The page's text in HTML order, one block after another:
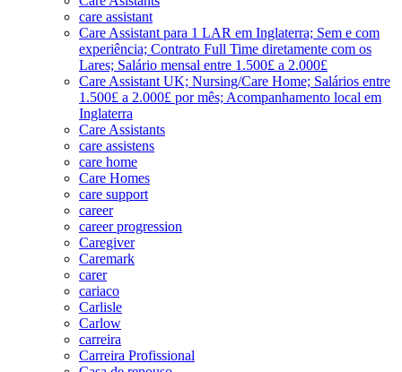
care assistant
Care Assistant para 1 LAR em Inglaterra; Sem e com
experiência; Contrato Full Time diretamente com os
Lares; Salário mensal entre 1.500£ a 2.000£
Care Assistant UK; Nursing/Care Home; Salários entre
1.500£ a 2.000£ por mês; Acompanhamento local em
Inglaterra
Care Assistants
care assistens
care home
Care Homes
care support
career
career progression
Caregiver
Caremark
carer
cariaco
Carlisle
Carlow
carreira
Carreira Profissional